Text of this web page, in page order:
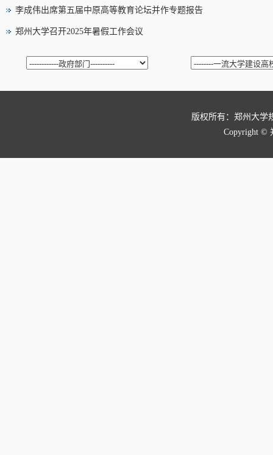
李成伟出席第五届中原高等教育论坛并作专题报告
郑州大学召开2025年暑假工作会议
版权所有：郑州大
Copyright ©